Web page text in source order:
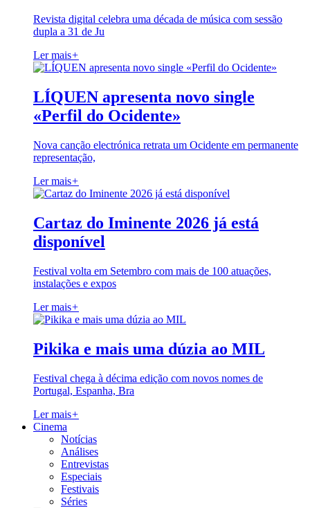
Revista digital celebra uma década de música com sessão
dupla a 31 de Ju
Ler mais+
LÍQUEN apresenta novo single
«Perfil do Ocidente»
Nova canção electrónica retrata um Ocidente em permanente
representação,
Ler mais+
Cartaz do Iminente 2026 já está
disponível
Festival volta em Setembro com mais de 100 atuações,
instalações e expos
Ler mais+
Pikika e mais uma dúzia ao MIL
Festival chega à décima edição com novos nomes de
Portugal, Espanha, Bra
Ler mais+
Cinema
Notícias
Análises
Entrevistas
Especiais
Festivais
Séries